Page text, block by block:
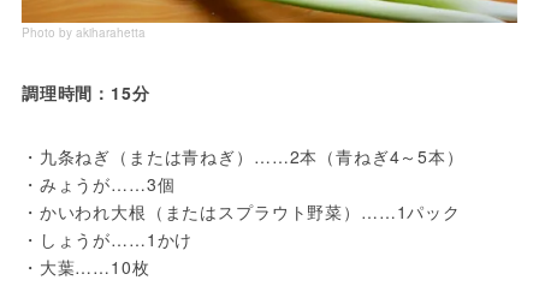
Photo by akiharahetta
調理時間：15分
・九条ねぎ（または青ねぎ）……2本（青ねぎ4～5本）
・みょうが……3個
・かいわれ大根（またはスプラウト野菜）……1パック
・しょうが……1かけ
・大葉……10枚